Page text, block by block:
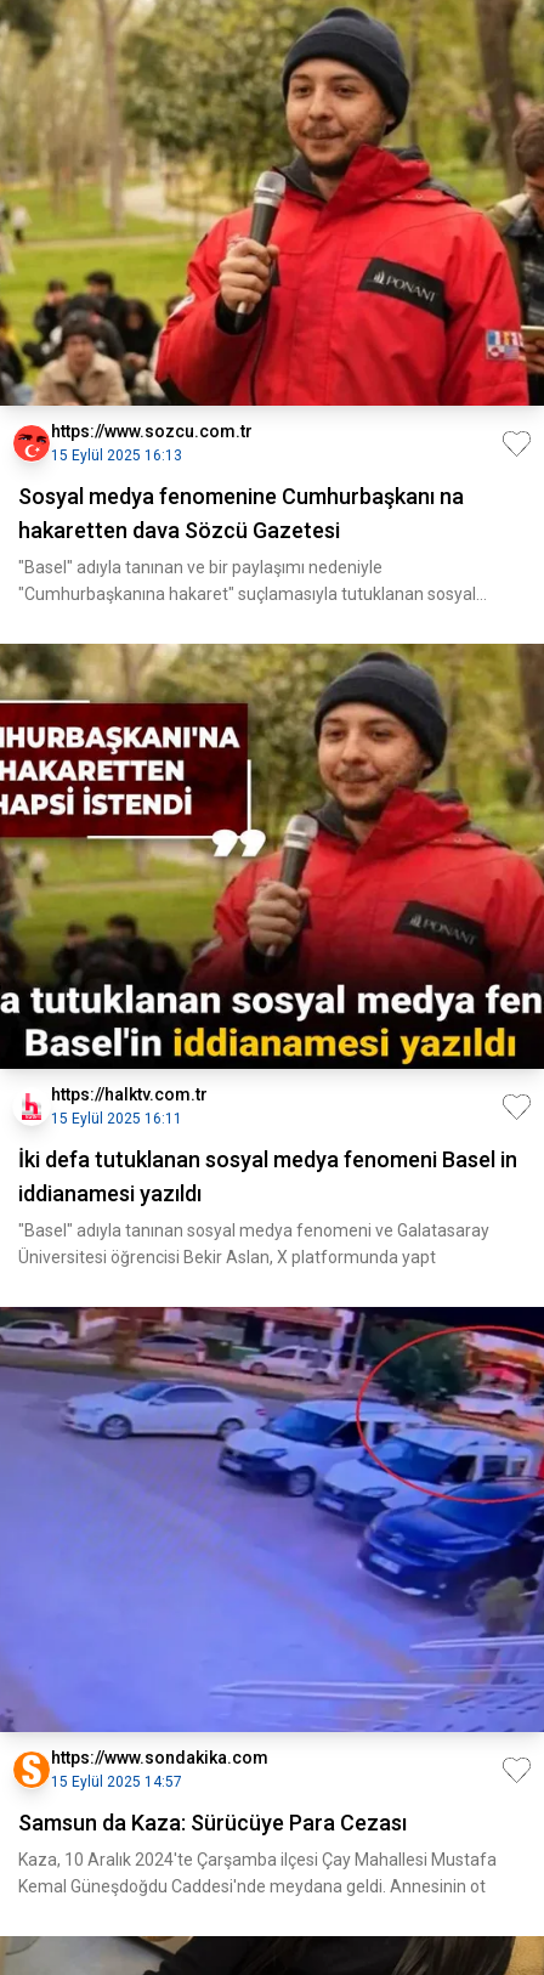
https://www.sozcu.com.tr
15 Eylül 2025 16:13
Sosyal medya fenomenine Cumhurbaşkanı na
hakaretten dava Sözcü Gazetesi
"Basel" adıyla tanınan ve bir paylaşımı nedeniyle
"Cumhurbaşkanına hakaret" suçlamasıyla tutuklanan sosyal
https://halktv.com.tr
15 Eylül 2025 16:11
İki defa tutuklanan sosyal medya fenomeni Basel in
iddianamesi yazıldı
"Basel" adıyla tanınan sosyal medya fenomeni ve Galatasaray
Üniversitesi öğrencisi Bekir Aslan, X platformunda yapt
https://www.sondakika.com
15 Eylül 2025 14:57
Samsun da Kaza: Sürücüye Para Cezası
Kaza, 10 Aralık 2024'te Çarşamba ilçesi Çay Mahallesi Mustafa
Kemal Güneşdoğdu Caddesi'nde meydana geldi. Annesinin ot